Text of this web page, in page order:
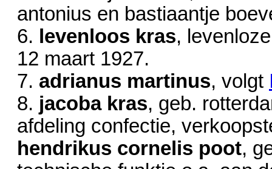
antonius en bastiaantje
6. levenloos kras,
12 maart 1927.
7. adrianus martinus, volgt
8. jacoba kras, geb.
afdeling confectie,
hendrikus cornelis poot,